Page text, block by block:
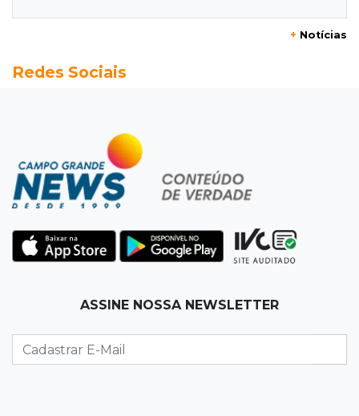
Seleções em MS têm salários de até R$ 8,2 mil;
Jardim Itatiaia
Vigia é amarrado durante roubo de carro e
dois caminhões em pátio
Corinthians vence Bragantino por 2 a 0 e sobe
para 7º no Brasileirão
Na Vila Belmiro
lugar no Brasileirão
+ Notícias
Redes Sociais
ASSINE NOSSA NEWSLETTER